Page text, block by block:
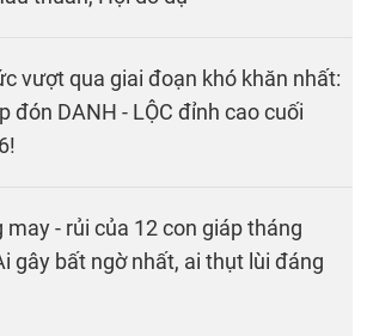
vượt qua giai đoạn khó khăn nhất:
đón DANH - LỘC đỉnh cao cuối
may - rủi của 12 con giáp tháng
gây bất ngờ nhất, ai thụt lùi đáng